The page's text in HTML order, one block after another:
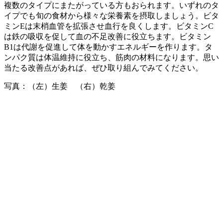
複数のタイプにまたがっている方もおられます。いずれのタ
イプでも旬の食材から様々な栄養素を摂取しましょう。ビタ
ミンEは末梢血管を拡張させ血行を良くします。ビタミンC
は鉄の吸収を促して血の不足改善に役立ちます。ビタミン
B1は代謝を促進して体を動かすエネルギーを作ります。タ
ンパク質は体温維持に役立ち、筋肉の材料になります。思い
当たる改善点があれば、ぜひ取り組んでみてください。
写真：（左）生姜 （右）乾姜